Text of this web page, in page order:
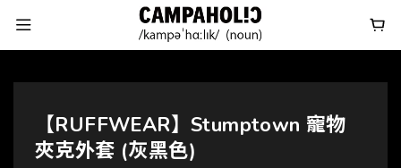
【RUFFWEAR】Stumptown 寵物
夾克外套 (灰黑色)